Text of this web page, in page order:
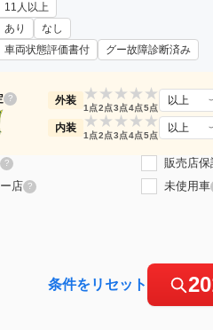
11人以上
あり なし
車両状態評価書付 グー故障診断済み
? 外装 ★
1点
★
2点
★
3点
★
4点
★
5点
以上
内装 ★
1点
★
2点
★
3点
★
4点
★
5点
以上
? 販売店保
店 ? 未使用車
条件をリセット